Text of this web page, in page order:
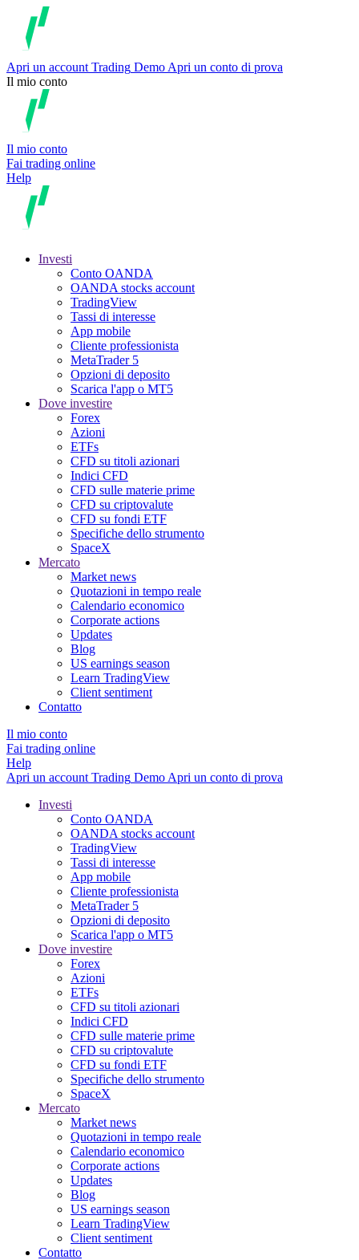
Apri un account Trading Demo Apri un conto di prova
Il mio conto
Il mio conto
Fai trading online
Help
Investi
Conto OANDA
OANDA stocks account
TradingView
Tassi di interesse
App mobile
Cliente professionista
MetaTrader 5
Opzioni di deposito
Scarica l'app o MT5
Dove investire
Forex
Azioni
ETFs
CFD su titoli azionari
Indici CFD
CFD sulle materie prime
CFD su criptovalute
CFD su fondi ETF
Specifiche dello strumento
SpaceX
Mercato
Market news
Quotazioni in tempo reale
Calendario economico
Corporate actions
Updates
Blog
US earnings season
Learn TradingView
Client sentiment
Contatto
Il mio conto
Fai trading online
Help
Apri un account Trading Demo Apri un conto di prova
Investi
Conto OANDA
OANDA stocks account
TradingView
Tassi di interesse
App mobile
Cliente professionista
MetaTrader 5
Opzioni di deposito
Scarica l'app o MT5
Dove investire
Forex
Azioni
ETFs
CFD su titoli azionari
Indici CFD
CFD sulle materie prime
CFD su criptovalute
CFD su fondi ETF
Specifiche dello strumento
SpaceX
Mercato
Market news
Quotazioni in tempo reale
Calendario economico
Corporate actions
Updates
Blog
US earnings season
Learn TradingView
Client sentiment
Contatto